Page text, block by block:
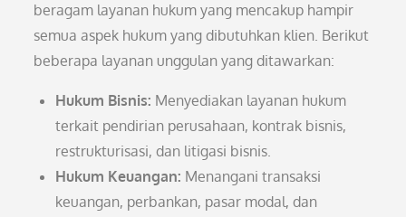
beragam layanan hukum yang mencakup hampir
semua aspek hukum yang dibutuhkan klien. Berikut
beberapa layanan unggulan yang ditawarkan:
Hukum Bisnis: Menyediakan layanan hukum
terkait pendirian perusahaan, kontrak bisnis,
restrukturisasi, dan litigasi bisnis.
Hukum Keuangan: Menangani transaksi
keuangan, perbankan, pasar modal, dan